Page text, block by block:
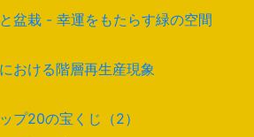
盆栽 - 幸運をもたらす緑の空間
おける階層再生産現象
プ20の宝くじ（2）